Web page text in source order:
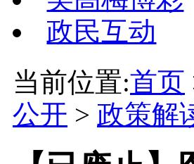
政民互动
当前位置:首页
公开 > 政策解